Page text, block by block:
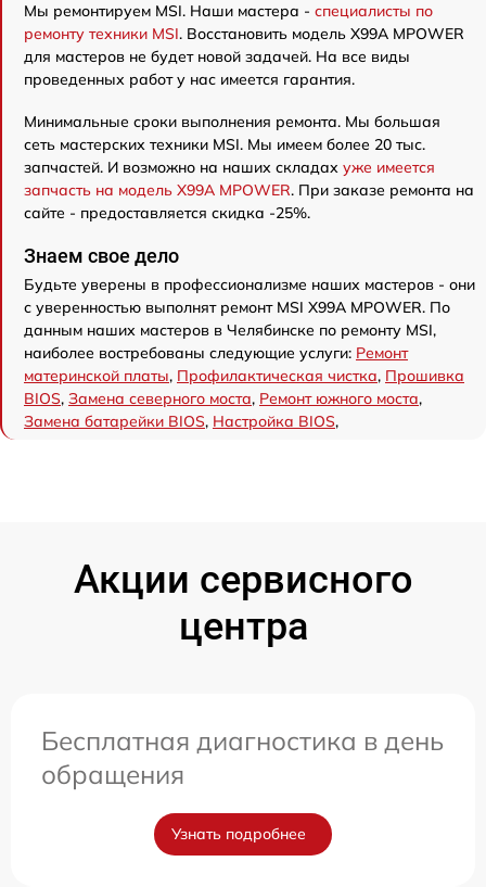
Мы ремонтируем MSI. Наши мастера - специалисты по
ремонту техники MSI. Восстановить модель X99A MPOWER
для мастеров не будет новой задачей. На все виды
проведенных работ у нас имеется гарантия.
Минимальные сроки выполнения ремонта. Мы большая
сеть мастерских техники MSI. Мы имеем более 20 тыс.
запчастей. И возможно на наших складах уже имеется
запчасть на модель X99A MPOWER. При заказе ремонта на
сайте - предоставляется скидка -25%.
Знаем свое дело
Будьте уверены в профессионализме наших мастеров - они
с уверенностью выполнят ремонт MSI X99A MPOWER. По
данным наших мастеров в Челябинске по ремонту MSI,
наиболее востребованы следующие услуги: Ремонт
материнской платы, Профилактическая чистка, Прошивка
BIOS, Замена северного моста, Ремонт южного моста,
Замена батарейки BIOS, Настройка BIOS,
Акции сервисного
центра
Бесплатная диагностика в день
обращения
Узнать подробнее